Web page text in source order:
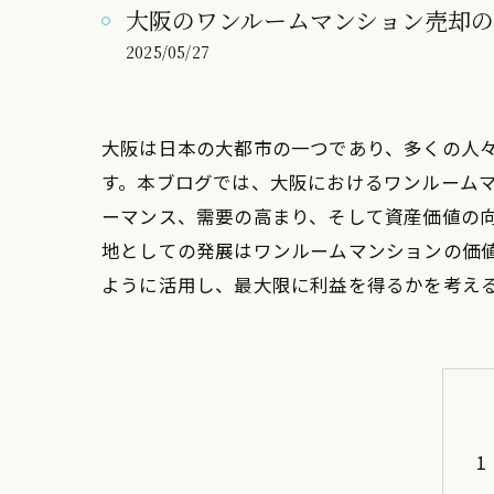
大阪のワンルームマンション売却
2025/05/27
大阪は日本の大都市の一つであり、多くの人
す。本ブログでは、大阪におけるワンルーム
ーマンス、需要の高まり、そして資産価値の
地としての発展はワンルームマンションの価
ように活用し、最大限に利益を得るかを考え